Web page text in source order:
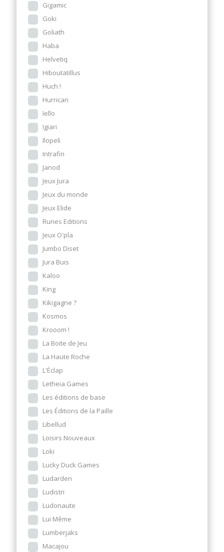
Gigamic
Goki
Goliath
Haba
Helvetiq
Hiboutatillus
Huch !
Hurrican
Iello
Igiari
Ilopeli
Intrafin
Janod
Jeux Jura
Jeux du monde
Jeux Elide
Runes Editions
Jeux O'pla
Jumbo Diset
Jura Buis
Kaloo
King
Kikigagne ?
Kosmos
Krooom !
La Boite de Jeu
La Haute Roche
L'Éclap
Letheia Games
Les éditions de base
Les Éditions de la Paille
Libellud
Loisirs Nouveaux
Loki
Lucky Duck Games
Ludarden
Ludistri
Ludonaute
Lui Même
Lumberjaks
Macajou